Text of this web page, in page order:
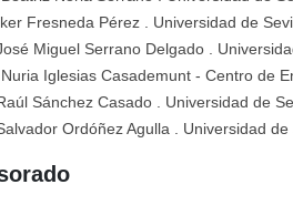
Fresneda Pérez
. Universidad de
Miguel Serrano Delgado
.
Nuria Iglesias Casademunt - Centro de
Sánchez Casado
. Universidad de
Ordóñez Agulla
. Universidad